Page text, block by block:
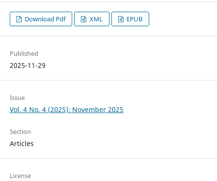
Download Pdf XML EPUB
Published
2025-11-29
Issue
Vol. 4 No. 4 (2025): November 2025
Section
Articles
License